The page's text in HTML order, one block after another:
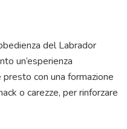
del Labrador
un’esperienza
con una formazione
o carezze, per rinforzare